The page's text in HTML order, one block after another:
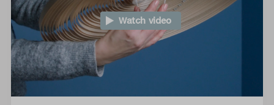
Watch video